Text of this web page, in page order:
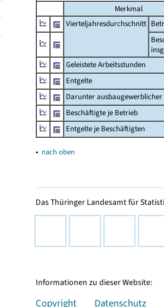
Merkmal
Vierteljahresdurchschnitt
Geleistete Arbeitsstunden
Entgelte
Darunter ausbaugewerblicher
Beschäftigte je Betrieb
Entgelte je Beschäftigten
▴ nach oben
Das Thüringer Landesamt für
Informationen zu dieser Website:
Copyright Datenschutz